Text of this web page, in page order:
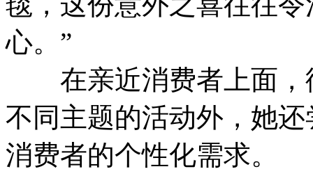
心。”
在亲近消费者上面，
不同主题的活动外，她
消费者的个性化需求。